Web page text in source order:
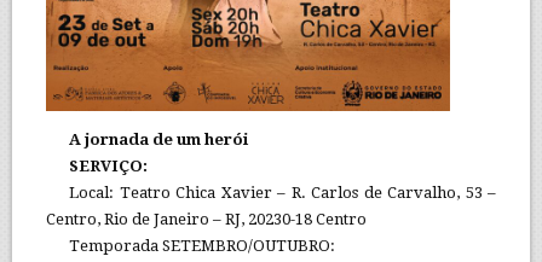
A jornada de um herói
SERVIÇO:
Local: Teatro Chica Xavier – R. Carlos de Carvalho, 53 –
Centro, Rio de Janeiro – RJ, 20230-18 Centro
Temporada SETEMBRO/OUTUBRO: